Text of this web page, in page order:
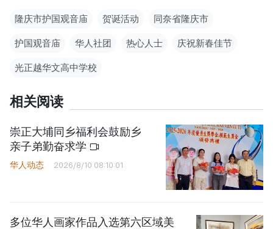
隆庆市护国观音庙 贺诞活动 同奈省隆庆市
护国观音庙 华人社团 热心人士 庆祝新春佳节
光正越华文高中学校
相关阅读
崇正大埔同乡福利会鼓励乡
亲子弟勤奋求学
华人动态 2026/8/10 08:10:01
多位华人画家作品入选第六区域美